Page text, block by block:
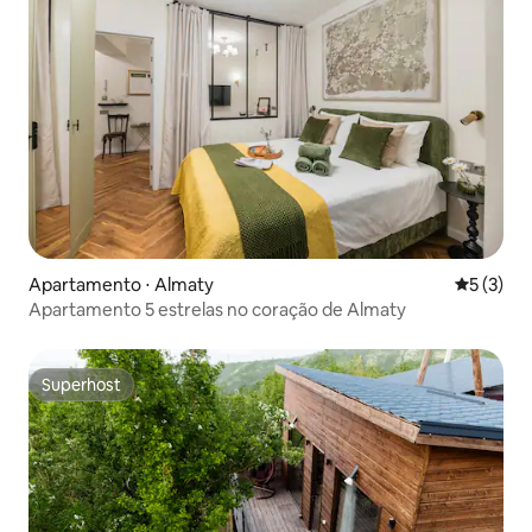
Apartamento ⋅ Almaty 5 de
5 (3)
Apartamento 5 estrelas no coração de Almaty
Superhost
Superhost